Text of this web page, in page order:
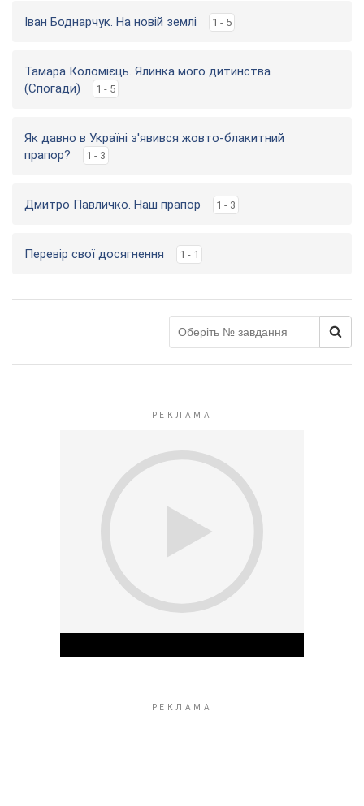
Іван Боднарчук. На новій землі 1 - 5
Тамара Коломієць. Ялинка мого дитинства
(Спогади)
1 - 5
Як давно в Україні з'явився жовто-блакитний
прапор?
1 - 3
Дмитро Павличко. Наш прапор 1 - 3
Перевір свої досягнення 1 - 1